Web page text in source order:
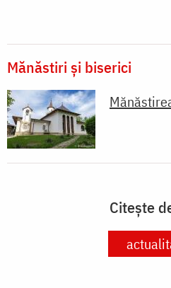
Mănăstiri și biserici
Citește